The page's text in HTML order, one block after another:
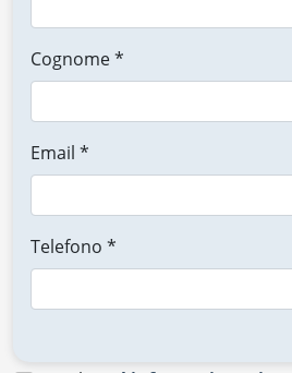
Cognome *
Email *
Telefono *